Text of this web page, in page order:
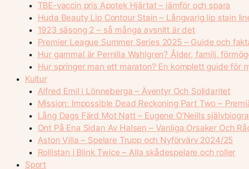
TBE-vaccin pris Apotek Hjärtat – jämför och spara
Huda Beauty Lip Contour Stain – Långvarig lip stain
1923 säsong 2 – så många avsnitt är det
Premier League Summer Series 2025 – Guide och
Hur gammal är Pernilla Wahlgren? Ålder, familj,
Hur springer man ett maraton? En komplett guide för
Kultur
Alfred Emil i Lönneberga – Äventyr Och Solidaritet
Mission: Impossible Dead Reckoning Part Two –
Lång Dags Färd Mot Natt – Eugene O’Neills
Ont På Ena Sidan Av Halsen – Vanliga Orsaker Och
Aston Villa – Spelare Trupp och Nyförvärv 2024/25
Rollistan i Blink Twice – Alla skådespelare och roller
Sport